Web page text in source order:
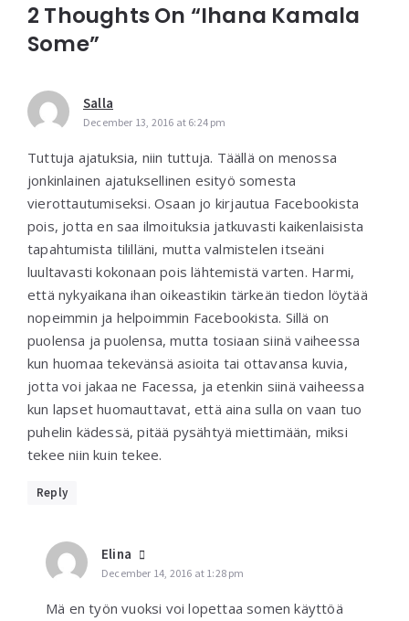
2 Thoughts On “Ihana Kamala
Some”
Salla
December 13, 2016 at 6:24 pm
Tuttuja ajatuksia, niin tuttuja. Täällä on menossa
jonkinlainen ajatuksellinen esityö somesta
vierottautumiseksi. Osaan jo kirjautua Facebookista
pois, jotta en saa ilmoituksia jatkuvasti kaikenlaisista
tapahtumista tililläni, mutta valmistelen itseäni
luultavasti kokonaan pois lähtemistä varten. Harmi,
että nykyaikana ihan oikeastikin tärkeän tiedon löytää
nopeimmin ja helpoimmin Facebookista. Sillä on
puolensa ja puolensa, mutta tosiaan siinä vaiheessa
kun huomaa tekevänsä asioita tai ottavansa kuvia,
jotta voi jakaa ne Facessa, ja etenkin siinä vaiheessa
kun lapset huomauttavat, että aina sulla on vaan tuo
puhelin kädessä, pitää pysähtyä miettimään, miksi
tekee niin kuin tekee.
Reply
Elina
December 14, 2016 at 1:28 pm
Mä en työn vuoksi voi lopettaa somen käyttöä